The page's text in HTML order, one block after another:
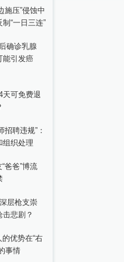
施压”侵蚀中
“一日三连”
确诊乳腺
能引发癌
天可免费退
招聘违规”：
组织处理
爸爸”博流
层枪支崇
悲剧？
优势在“右
事情